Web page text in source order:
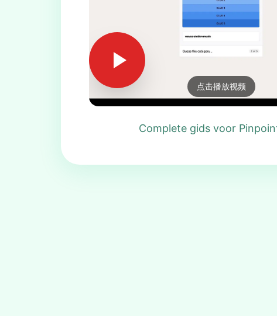
点击播放视频
Complete gids voor